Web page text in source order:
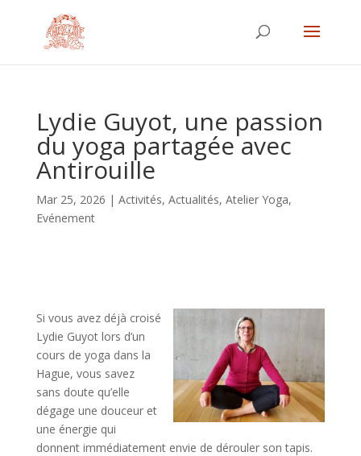
Lydie Guyot, une passion
du yoga partagée avec
Antirouille
Mar 25, 2026 | Activités, Actualités, Atelier Yoga,
Evénement
Si vous avez déjà croisé
Lydie Guyot lors d’un
cours de yoga dans la
Hague, vous savez
sans doute qu’elle
dégage une douceur et
une énergie qui
donnent immédiatement envie de dérouler son tapis.